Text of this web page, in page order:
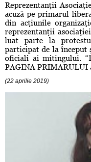
Reprezentanţii
acuză pe primarul
din acţiunile
reprezentanţii
luat parte la
participat de la început
oficiali ai mitingului.
PAGINA PRIMARULUI
(22 aprilie 2019)